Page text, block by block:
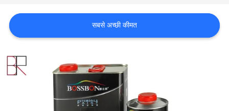
एक
की
सबसे अच्छी कीमत